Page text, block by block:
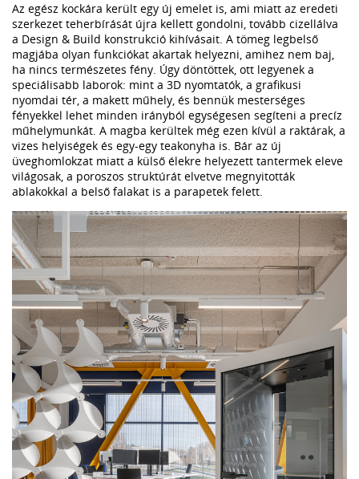
Az egész kockára került egy új emelet is, ami miatt az eredeti
szerkezet teherbírását újra kellett gondolni, tovább cizellálva
a Design & Build konstrukció kihívásait. A tömeg legbelső
magjába olyan funkciókat akartak helyezni, amihez nem baj,
ha nincs természetes fény. Úgy döntöttek, ott legyenek a
speciálisabb laborok: mint a 3D nyomtatók, a grafikusi
nyomdai tér, a makett műhely, és bennük mesterséges
fényekkel lehet minden irányból egységesen segíteni a precíz
műhelymunkát. A magba kerültek még ezen kívül a raktárak, a
vizes helyiségek és egy-egy teakonyha is. Bár az új
üveghomlokzat miatt a külső élekre helyezett tantermek eleve
világosak, a poroszos struktúrát elvetve megnyitották
ablakokkal a belső falakat is a parapetek felett.